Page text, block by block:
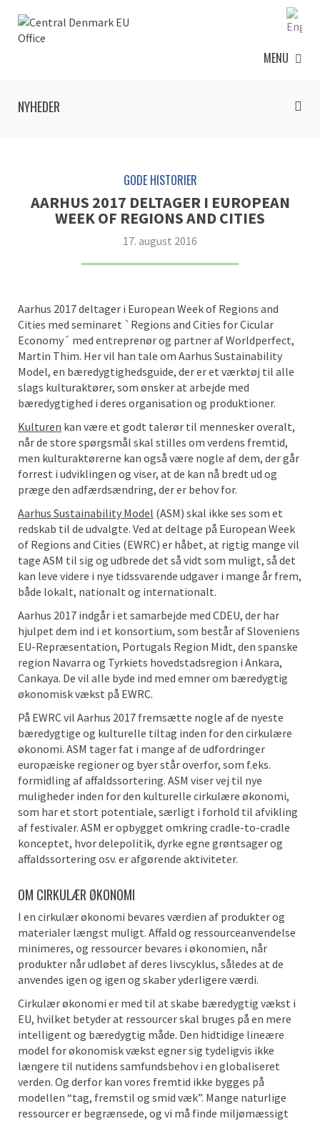
MENU
NYHEDER
GODE HISTORIER
AARHUS 2017 DELTAGER I EUROPEAN
WEEK OF REGIONS AND CITIES
17. august 2016
Aarhus 2017 deltager i European Week of Regions and
Cities med seminaret `Regions and Cities for Cicular
Economy´ med entreprenør og partner af Worldperfect,
Martin Thim. Her vil han tale om Aarhus Sustainability
Model, en bæredygtighedsguide, der er et værktøj til alle
slags kulturaktører, som ønsker at arbejde med
bæredygtighed i deres organisation og produktioner.
Kulturen kan være et godt talerør til mennesker overalt,
når de store spørgsmål skal stilles om verdens fremtid,
men kulturaktørerne kan også være nogle af dem, der går
forrest i udviklingen og viser, at de kan nå bredt ud og
præge den adfærdsændring, der er behov for.
Aarhus Sustainability Model (ASM) skal ikke ses som et
redskab til de udvalgte. Ved at deltage på European Week
of Regions and Cities (EWRC) er håbet, at rigtig mange vil
tage ASM til sig og udbrede det så vidt som muligt, så det
kan leve videre i nye tidssvarende udgaver i mange år frem,
både lokalt, nationalt og internationalt.
Aarhus 2017 indgår i et samarbejde med CDEU, der har
hjulpet dem ind i et konsortium, som består af Sloveniens
EU-Repræsentation, Portugals Region Midt, den spanske
region Navarra og Tyrkiets hovedstadsregion i Ankara,
Cankaya. De vil alle byde ind med emner om bæredygtig
økonomisk vækst på EWRC.
På EWRC vil Aarhus 2017 fremsætte nogle af de nyeste
bæredygtige og kulturelle tiltag inden for den cirkulære
økonomi. ASM tager fat i mange af de udfordringer
europæiske regioner og byer står overfor, som f.eks.
formidling af affaldssortering. ASM viser vej til nye
muligheder inden for den kulturelle cirkulære økonomi,
som har et stort potentiale, særligt i forhold til afvikling
af festivaler. ASM er opbygget omkring cradle-to-cradle
konceptet, hvor delepolitik, dyrke egne grøntsager og
affaldssortering osv. er afgørende aktiviteter.
OM CIRKULÆR ØKONOMI
I en cirkulær økonomi bevares værdien af produkter og
materialer længst muligt. Affald og ressourceanvendelse
minimeres, og ressourcer bevares i økonomien, når
produkter når udløbet af deres livscyklus, således at de
anvendes igen og igen og skaber yderligere værdi.
Cirkulær økonomi er med til at skabe bæredygtig vækst i
EU, hvilket betyder at ressourcer skal bruges på en mere
intelligent og bæredygtig måde. Den hidtidige lineære
model for økonomisk vækst egner sig tydeligvis ikke
længere til nutidens samfundsbehov i en globaliseret
verden. Og derfor kan vores fremtid ikke bygges på
modellen “tag, fremstil og smid væk”. Mange naturlige
ressourcer er begrænsede, og vi må finde miljømæssigt